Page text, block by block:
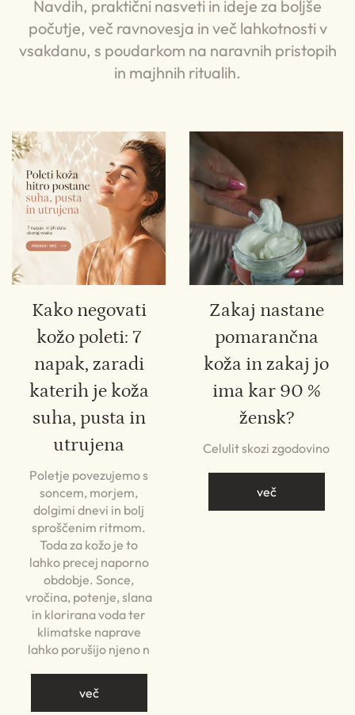
Navdih, praktični nasveti in ideje za boljše
počutje, več ravnovesja in več lahkotnosti v
vsakdanu, s poudarkom na naravnih pristopih
in majhnih ritualih.
Kako negovati
kožo poleti: 7
napak, zaradi
katerih je koža
suha, pusta in
utrujena
Poletje povezujemo s
soncem, morjem,
dolgimi dnevi in bolj
sproščenim ritmom.
Toda za kožo je to
lahko precej naporno
obdobje. Sonce,
vročina, potenje, slana
in klorirana voda ter
klimatske naprave
lahko porušijo njeno n
več
Zakaj nastane
pomarančna
koža in zakaj jo
ima kar 90 %
žensk?
Celulit skozi zgodovino
več